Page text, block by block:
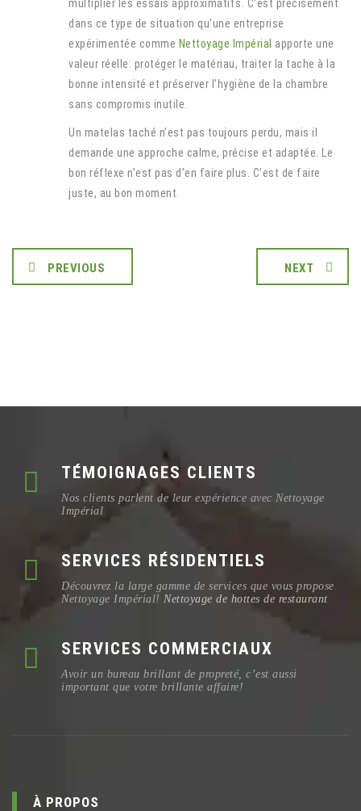
multiplier les essais approximatifs. C’est précisément
dans ce type de situation qu’une entreprise
expérimentée comme Nettoyage Impérial apporte une
valeur réelle: protéger le matériau, traiter la tache à la
bonne intensité et préserver l’hygiène de la chambre
sans compromis inutile.
Un matelas taché n’est pas toujours perdu, mais il
demande une approche calme, précise et adaptée. Le
bon réflexe n’est pas d’en faire plus. C’est de faire
juste, au bon moment.
PREVIOUS NEXT
TÉMOIGNAGES CLIENTS
Nos clients parlent de leur expérience avec Nettoyage
Impérial
SERVICES RÉSIDENTIELS
Découvrez la large gamme de services que vous propose
Nettoyage Impérial! Nettoyage de hottes de restaurant
SERVICES COMMERCIAUX
Avoir un bureau brillant de propreté, c’est aussi
important que votre brillante affaire!
À PROPOS